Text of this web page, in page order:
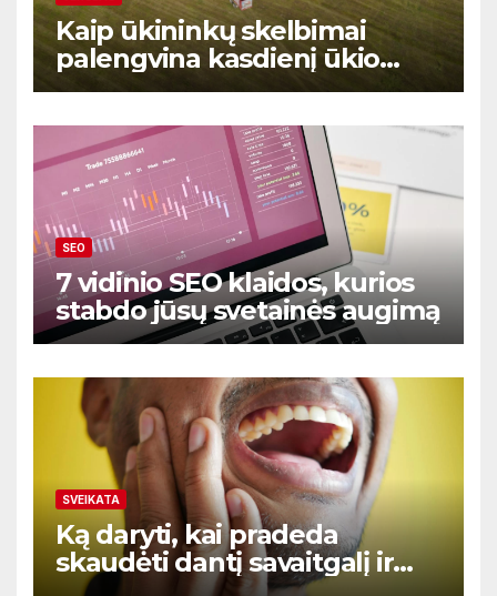
Kaip ūkininkų skelbimai
palengvina kasdienį ūkio
prekių ir paslaugų valdymą
SEO
7 vidinio SEO klaidos, kurios
stabdo jūsų svetainės augimą
SVEIKATA
Ką daryti, kai pradeda
skaudėti dantį savaitgalį ir